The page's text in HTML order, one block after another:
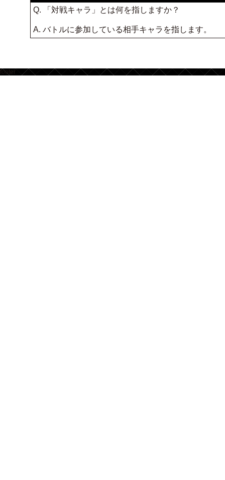
Q. 「対戦キャラ」とは何を指しますか？
A. バトルに参加している相手キャラを指します。
footer